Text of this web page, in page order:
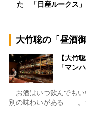
た 「日産ルークス
大竹聡の「昼酒御
【大竹
「マン
お酒はいつ飲んでもい
別の味わいがある――。